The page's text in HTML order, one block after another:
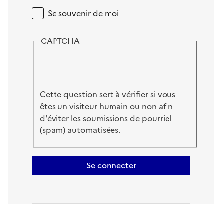
Se souvenir de moi
CAPTCHA
Cette question sert à vérifier si vous
êtes un visiteur humain ou non afin
d'éviter les soumissions de pourriel
(spam) automatisées.
Se connecter